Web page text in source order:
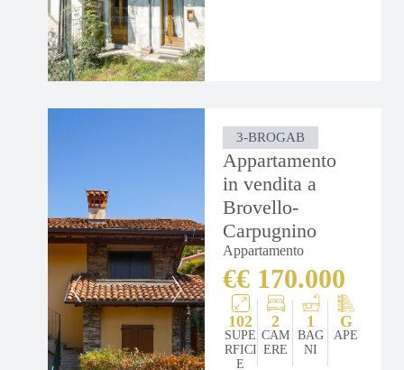
3-BROGAB
Appartamento
in vendita a
Brovello-
Carpugnino
Appartamento
€€ 170.000
102
SUPE
RFICI
E
2
CAM
ERE
1
BAG
NI
G
APE